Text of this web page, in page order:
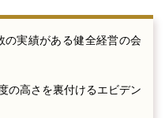
の実績がある健全経営の会
の高さを裏付けるエビデン